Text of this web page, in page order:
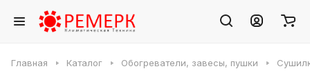
Главная Каталог Обогреватели, завесы, пушки